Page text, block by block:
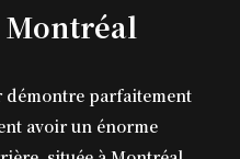
démontre parfaitement
avoir un énorme